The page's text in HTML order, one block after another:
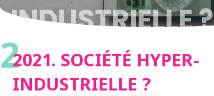
INDUSTRIELLE ?
22021. SOCIÉTÉ HYPER-
INDUSTRIELLE ?